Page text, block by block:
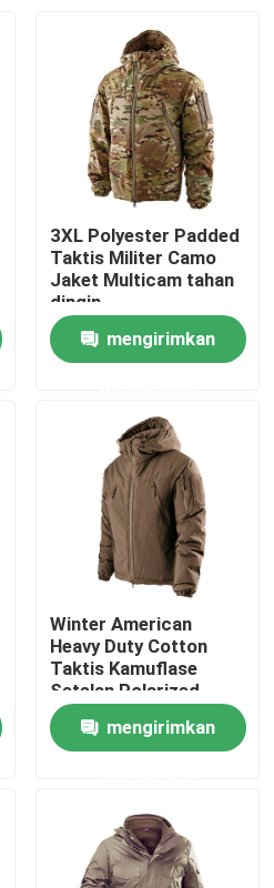
3XL Polyester Padded
Taktis Militer Camo
Jaket Multicam tahan
dingin
mengirimkan
Winter American
Heavy Duty Cotton
Taktis Kamuflase
Setelan Polarized
Cuaca Dingin Jaket
mengirimkan